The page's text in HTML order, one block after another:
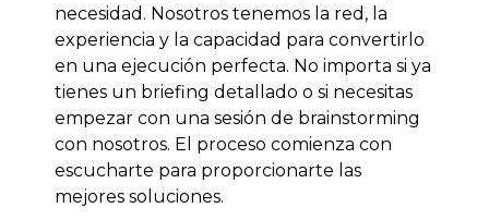
necesidad. Nosotros tenemos la red, la
experiencia y la capacidad para convertirlo
en una ejecución perfecta. No importa si ya
tienes un briefing detallado o si necesitas
empezar con una sesión de brainstorming
con nosotros. El proceso comienza con
escucharte para proporcionarte las
mejores soluciones.